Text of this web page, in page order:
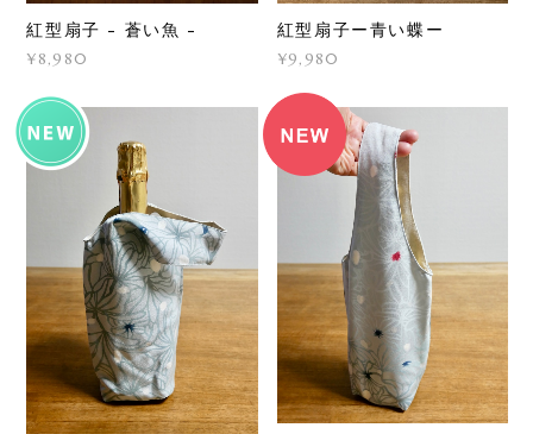
紅型扇子 - 蒼い魚 -
¥8,980
紅型扇子ー青い蝶ー
¥9,980